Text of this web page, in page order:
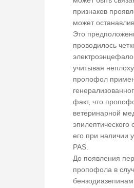
признаков
может
Это
проводилось
учитывая
пропофол
факт, что
ветеринарной
его при наличии
PAS.
До появления
пропофола в